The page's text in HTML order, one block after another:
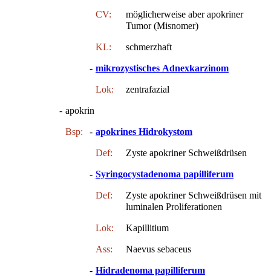
CV:
möglicherweise aber apokriner
Tumor (Misnomer)
KL: schmerzhaft
- mikrozystisches Adnexkarzinom
Lok: zentrafazial
- apokrin
Bsp: - apokrines Hidrokystom
Def: Zyste apokriner Schweißdrüsen
- Syringocystadenoma papilliferum
Def:
Zyste apokriner Schweißdrüsen mit
luminalen Proliferationen
Lok: Kapillitium
Ass: Naevus sebaceus
- Hidradenoma papilliferum